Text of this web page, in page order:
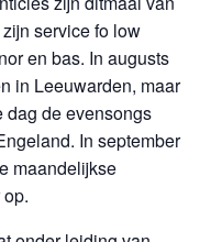
service fo low
en bas. In augusts
in Leeuwarden, maar
dag de evensongs
In september
maandelijkse